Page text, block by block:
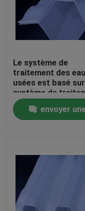
Visite d'usine
Contactez-nous
bloguer
Médias filtrants
Bio médias de
Le système de
traitement des
usées est basé
système de
des eaux usées,
FDA / ISO9001
envoyer